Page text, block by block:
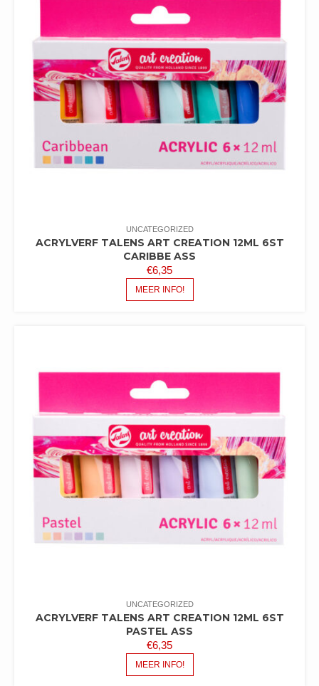
UNCATEGORIZED
ACRYLVERF TALENS ART CREATION 12ML 6ST
CARIBBE ASS
€6,35
MEER INFO!
UNCATEGORIZED
ACRYLVERF TALENS ART CREATION 12ML 6ST
PASTEL ASS
€6,35
MEER INFO!